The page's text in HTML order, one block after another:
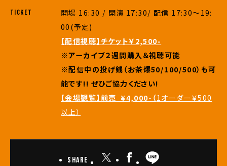
TICKET
開場 16:30 / 開演 17:30/ 配信 17:30〜19:
00(予定)
【配信視聴】チケット￥2,500-
※アーカイブ２週間購入＆視聴可能
※配信中の投げ銭（お茶爆50/100/500）も可
能です!! ぜひご協力ください!
【会場観覧】前売 ¥4,000-（1オーダー￥500
以上）
Share